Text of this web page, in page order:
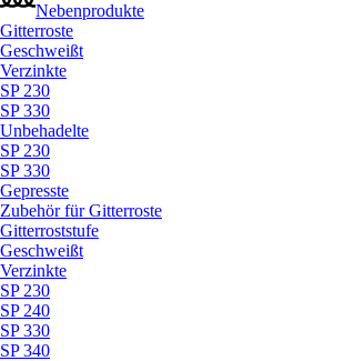
Nebenprodukte
Gitterroste
Geschweißt
Verzinkte
SP 230
SP 330
Unbehadelte
SP 230
SP 330
Gepresste
Zubehör für Gitterroste
Gitterroststufe
Geschweißt
Verzinkte
SP 230
SP 240
SP 330
SP 340